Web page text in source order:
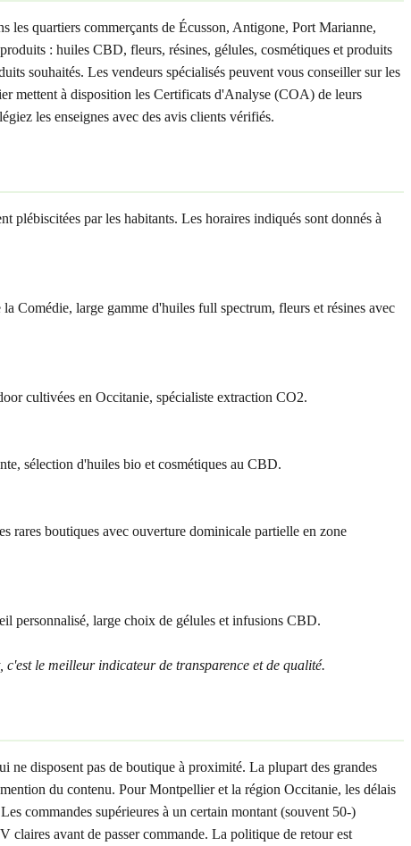
quartiers commerçants de Écusson, Antigone, Port Marianne,
: huiles CBD, fleurs, résines, gélules, cosmétiques et produits
souhaités. Les vendeurs spécialisés peuvent vous conseiller sur les
mettent à disposition les Certificats d'Analyse (COA) de leurs
les enseignes avec des avis clients vérifiés.
par les habitants. Les horaires indiqués sont donnés à
large gamme d'huiles full spectrum, fleurs et résines avec
cultivées en Occitanie, spécialiste extraction CO2.
sélection d'huiles bio et cosmétiques au CBD.
boutiques avec ouverture dominicale partielle en zone
personnalisé, large choix de gélules et infusions CBD.
le meilleur indicateur de transparence et de qualité.
disposent pas de boutique à proximité. La plupart des grandes
du contenu. Pour Montpellier et la région Occitanie, les délais
commandes supérieures à un certain montant (souvent 50-)
avant de passer commande. La politique de retour est